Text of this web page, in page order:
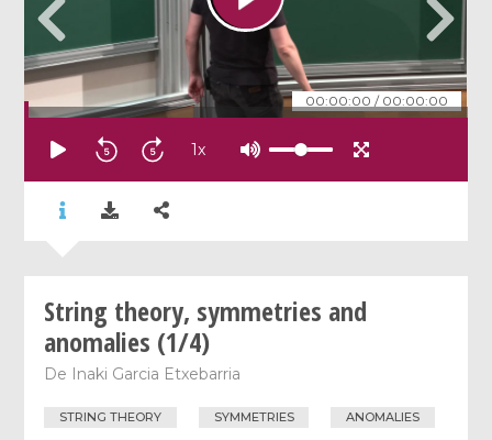
00:00:00 / 00:00:00
1x
String theory, symmetries and
anomalies (1/4)
De Inaki Garcia Etxebarria
STRING THEORY SYMMETRIES ANOMALIES